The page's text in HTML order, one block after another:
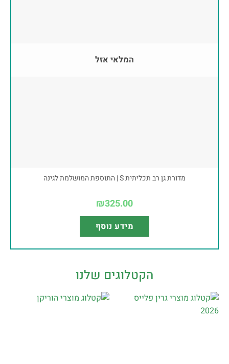
המלאי אזל
מדורת גן רב תכליתית S | התוספת המושלמת לגינה
₪325.00
מידע נוסף
הקטלוגים שלנו